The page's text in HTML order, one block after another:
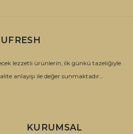
UFRESH
lezzetli ürünlerin, ilk günkü tazeliğiyle
anlayışı ile değer sunmaktadır...
KURUMSAL